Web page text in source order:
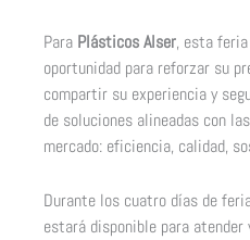
Para Plásticos Alser, esta
oportunidad para reforzar su
compartir su experiencia y
de soluciones alineadas con
mercado: eficiencia, calidad,
Durante los cuatro días de
estará disponible para